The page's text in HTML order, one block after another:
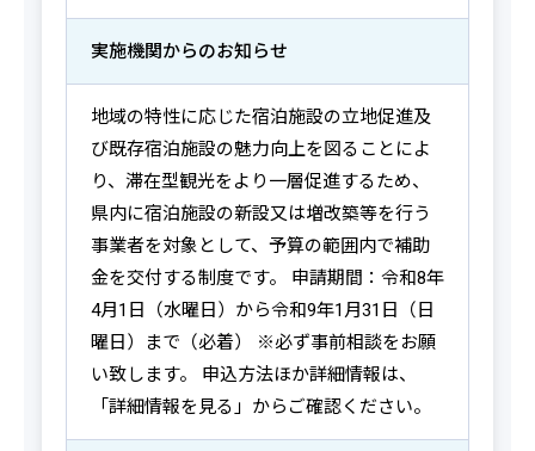
実施機関からのお知らせ
地域の特性に応じた宿泊施設の立地促進及
び既存宿泊施設の魅力向上を図ることによ
り、滞在型観光をより一層促進するため、
県内に宿泊施設の新設又は増改築等を行う
事業者を対象として、予算の範囲内で補助
金を交付する制度です。 申請期間：令和8年
4月1日（水曜日）から令和9年1月31日（日
曜日）まで（必着） ※必ず事前相談をお願
い致します。 申込方法ほか詳細情報は、
「詳細情報を見る」からご確認ください。